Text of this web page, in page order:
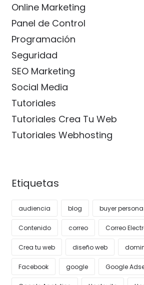
Online Marketing
Panel de Control
Programación
Seguridad
SEO Marketing
Social Media
Tutoriales
Tutoriales Crea Tu Web
Tutoriales Webhosting
Etiquetas
audiencia blog buyer persona
Contenido correo Correo
Crea tu web diseño web
Facebook google Google